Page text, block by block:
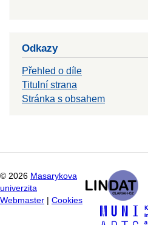
Odkazy
Přehled o díle
Titulní strana
Stránka s obsahem
© 2026 Masarykova
univerzita
Webmaster
Cookies